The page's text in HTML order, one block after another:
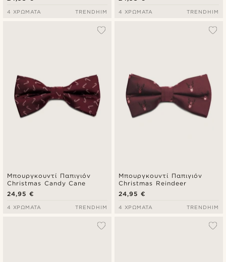
4 ΧΡΏΜΑΤΑ TRENDHIM 4 ΧΡΏΜΑΤΑ TRENDHIM
Μπουργκουντί Παπιγιόν
Christmas Candy Cane
24,95 €
4 ΧΡΏΜΑΤΑ TRENDHIM
Μπουργκουντί Παπιγιόν
Christmas Reindeer
24,95 €
4 ΧΡΏΜΑΤΑ TRENDHIM